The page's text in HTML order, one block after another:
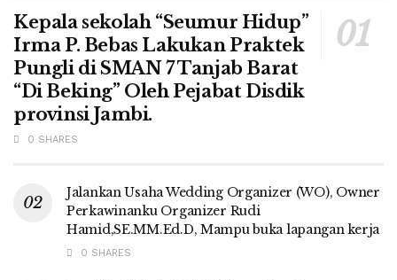
Kepala sekolah “Seumur Hidup”
Irma P. Bebas Lakukan Praktek
Pungli di SMAN 7 Tanjab Barat
“Di Beking” Oleh Pejabat Disdik
provinsi Jambi.
0 SHARES
Jalankan Usaha Wedding Organizer (WO), Owner
Perkawinanku Organizer Rudi
Hamid,SE.MM.Ed.D, Mampu buka lapangan kerja
0 SHARES